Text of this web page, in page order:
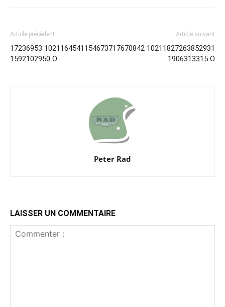
Article précédent
17236953 10211645411546737
1592102950 O
Article suivant
17670842 10211827263852931
1906313315 O
Peter Rad
LAISSER UN COMMENTAIRE